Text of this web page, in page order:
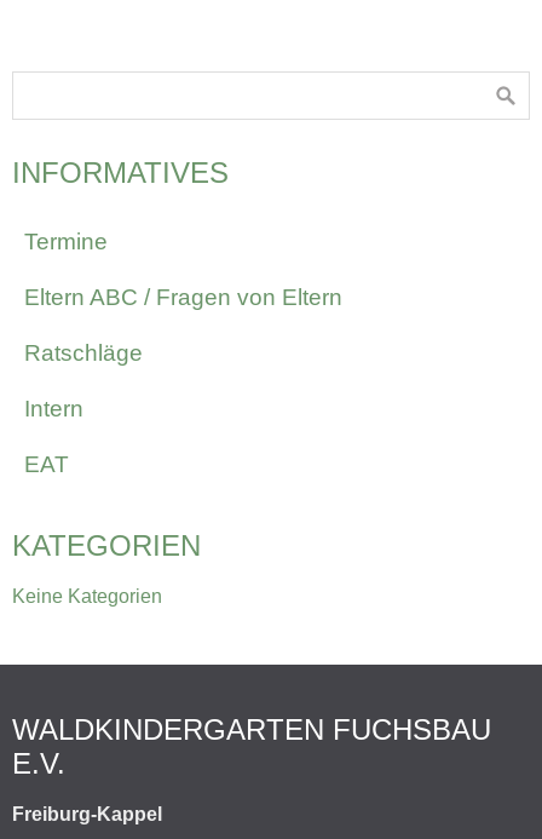
INFORMATIVES
Termine
Eltern ABC / Fragen von Eltern
Ratschläge
Intern
EAT
KATEGORIEN
Keine Kategorien
WALDKINDERGARTEN FUCHSBAU
E.V.
Freiburg-Kappel